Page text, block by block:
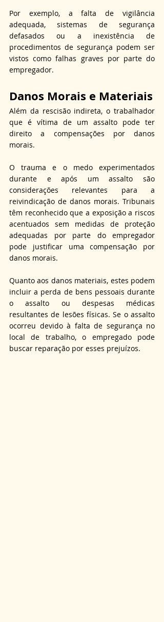
Por exemplo, a falta de vigilância
adequada, sistemas de segurança
defasados ou a inexistência de
procedimentos de segurança podem ser
vistos como falhas graves por parte do
empregador.
Danos Morais e Materiais
Além da rescisão indireta, o trabalhador
que é vítima de um assalto pode ter
direito a compensações por danos
morais.
O trauma e o medo experimentados
durante e após um assalto são
considerações relevantes para a
reivindicação de danos morais. Tribunais
têm reconhecido que a exposição a riscos
acentuados sem medidas de proteção
adequadas por parte do empregador
pode justificar uma compensação por
danos morais.
Quanto aos danos materiais, estes podem
incluir a perda de bens pessoais durante
o assalto ou despesas médicas
resultantes de lesões físicas. Se o assalto
ocorreu devido à falta de segurança no
local de trabalho, o empregado pode
buscar reparação por esses prejuízos.